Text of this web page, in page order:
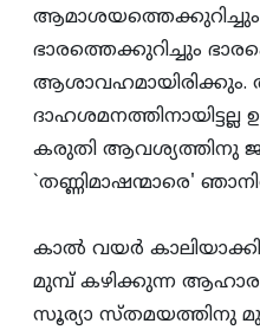
ഭാരത്തെക്കുറിച്ചും
കരുതി ആവശ്യത്തിനു
`തണ്ണിമാഷന്മാരെ'
കാല്‍ വയര്‍
മുമ്പ്‌ കഴിക്കുന്ന ആഹാരം
സൂര്യാ സ്‌തമയത്തിനു